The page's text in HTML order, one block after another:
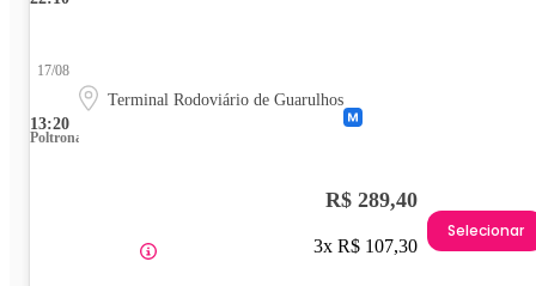
13:20
17/08
Terminal Rodoviário de Guarulhos
Poltrona
R$ 289,40
3x R$ 107,30
Selecionar